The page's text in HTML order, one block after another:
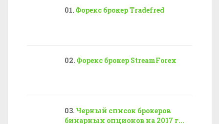
Форекс брокер Tradefred
Форекс брокер StreamForex
Черный список брокеров
бинарных опционов на 2017 г...